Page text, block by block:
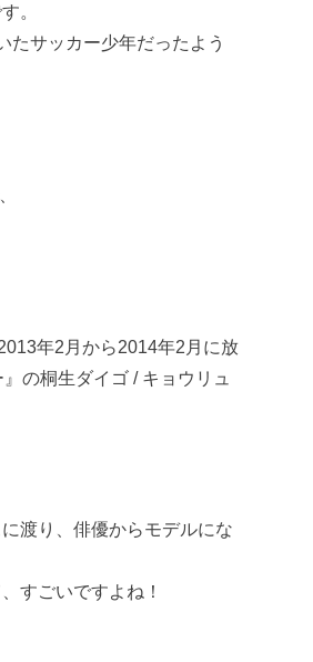
。
たサッカー少年だったよう
年2月から2014年2月に放
の桐生ダイゴ / キョウリュ
渡り、俳優からモデルにな
すごいですよね！